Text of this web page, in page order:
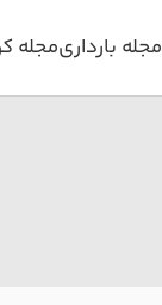
مجله بارداریمجله